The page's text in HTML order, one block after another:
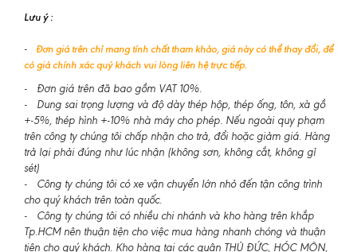
Lưu ý :
-
Đơn giá trên chỉ mang tính chất tham khảo, giá này có thể thay đổi, để
có giá chính xác quý khách vui lòng liên hệ trực tiếp.
- Đơn giá trên đã bao gồm VAT 10%.
- Dung sai trọng lượng và độ dày thép hộp, thép ống, tôn, xà gồ
+-5%, thép hình +-10% nhà máy cho phép. Nếu ngoài quy phạm
trên công ty chúng tôi chấp nhận cho trả, đổi hoặc giảm giá. Hàng
trả lại phải đúng như lúc nhận (không sơn, không cắt, không gỉ
sét)
- Công ty chúng tôi có xe vận chuyển lớn nhỏ đến tận công trình
cho quý khách trên toàn quốc.
- Công ty chúng tôi có nhiều chi nhánh và kho hàng trên khắp
Tp.HCM nên thuận tiện cho việc mua hàng nhanh chóng và thuận
tiện cho quý khách. Kho hàng tại các quận THỦ ĐỨC, HÓC MÔN,